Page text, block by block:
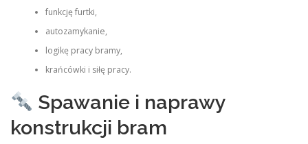
funkcję furtki,
autozamykanie,
logikę pracy bramy,
krańcówki i siłę pracy.
Spawanie i naprawy
konstrukcji bram